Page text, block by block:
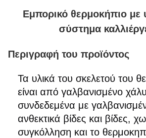
Εμπορικό θερμοκήπιο με
σύστημα
Περιγραφή του προϊόντος
Τα υλικά του σκελετού του
είναι από γαλβανισμένο
συνδεδεμένα με
ανθεκτικά βίδες και βίδες,
συγκόλληση και το